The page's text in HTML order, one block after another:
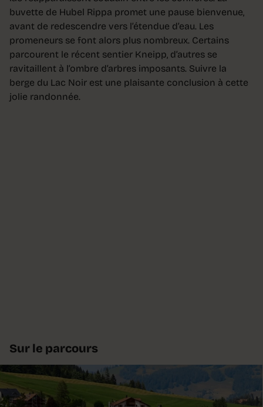
buvette de Hubel Rippa promet une pause bienvenue,
avant de redescendre vers l’étendue d’eau. Les
promeneurs se font alors plus nombreux. Certains
parcourent le récent sentier Kneipp, d’autres se
ravitaillent à l’ombre d’arbres imposants. Suivre la
berge du Lac Noir est une plaisante conclusion à cette
jolie randonnée.
Sur le parcours